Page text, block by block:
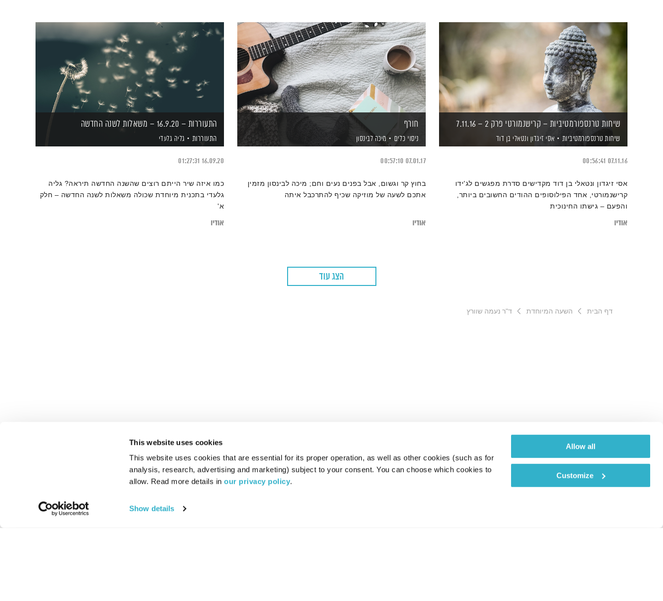
This website uses cookies
This website uses cookies that are essential for its proper operation, as well as other cookies (such as for
analysis, research, advertising and marketing) subject to your consent. You can choose which cookies to
allow. Read more details in our privacy policy.
Show details
Allow all
Customize
שיחות טרנספורמטיביות – קרישנמורטי פרק 2 – 7.11.16
שיחות טרנספורמטיביות אסי זיגדון ונטאלי בן דוד
07.11.16
00:56:41
אסי זיגדון ונטאלי בן דוד מקדישים סדרת מפגשים לג'ידו
קרישנמורטי, אחד הפילוסופים ההודים החשובים ביותר,
והפעם – גישתו החינוכית
אודיו
חורף
ניסוי כלים מיכה לבינסון
07.01.17
00:57:10
בחוץ קר וגשום, אבל בפנים נעים וחם; מיכה לבינסון מזמין
אתכם לשעה של מוזיקה שכיף להתרכבל איתה
אודיו
התעוררות – 16.9.20 – משאלות לשנה החדשה
התעוררות גליה גלעדי
16.09.20
01:27:31
כמו איזה שיר הייתם רוצים שהשנה החדשה תיראה? גליה
גלעדי בתכנית מיוחדת שכולה משאלות לשנה החדשה – חלק
א'
אודיו
הצג עוד
דף הבית השעה המיוחדת ד"ר נעמה שוורץ